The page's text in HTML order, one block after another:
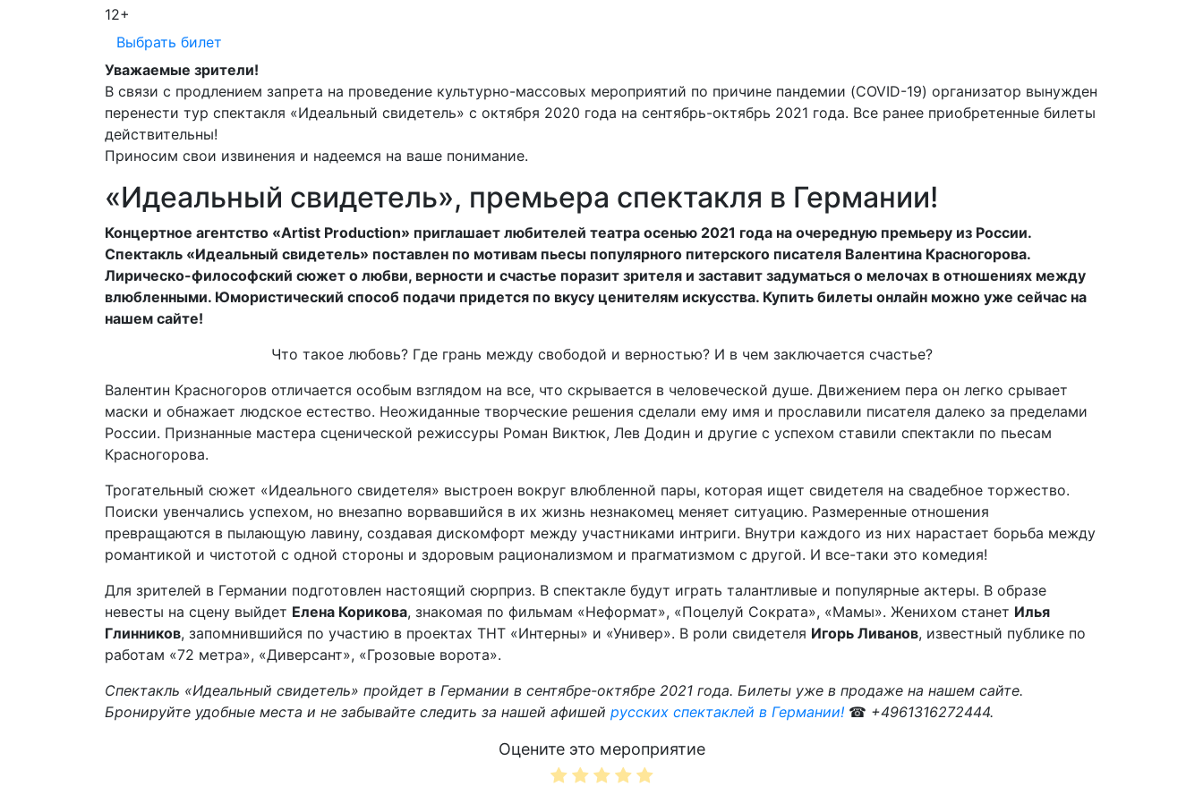
12+
Выбрать билет
Уважаемые зрители!
В связи с продлением запрета на проведение культурно-массовых мероприятий по причине пандемии (COVID-19) организатор вынужден
перенести тур спектакля «Идеальный свидетель» с октября 2020 года на сентябрь-октябрь 2021 года. Все ранее приобретенные билеты
действительны!
Приносим свои извинения и надеемся на ваше понимание.
«Идеальный свидетель», премьера спектакля в Германии!
Концертное агентство «Artist Production» приглашает любителей театра осенью 2021 года на очередную премьеру из России.
Спектакль «Идеальный свидетель» поставлен по мотивам пьесы популярного питерского писателя Валентина Красногорова.
Лирическо-философский сюжет о любви, верности и счастье поразит зрителя и заставит задуматься о мелочах в отношениях между
влюбленными. Юмористический способ подачи придется по вкусу ценителям искусства. Купить билеты онлайн можно уже сейчас на
нашем сайте!
Что такое любовь? Где грань между свободой и верностью? И в чем заключается счастье?
Валентин Красногоров отличается особым взглядом на все, что скрывается в человеческой душе. Движением пера он легко срывает
маски и обнажает людское естество. Неожиданные творческие решения сделали ему имя и прославили писателя далеко за пределами
России. Признанные мастера сценической режиссуры Роман Виктюк, Лев Додин и другие с успехом ставили спектакли по пьесам
Красногорова.
Трогательный сюжет «Идеального свидетеля» выстроен вокруг влюбленной пары, которая ищет свидетеля на свадебное торжество.
Поиски увенчались успехом, но внезапно ворвавшийся в их жизнь незнакомец меняет ситуацию. Размеренные отношения
превращаются в пылающую лавину, создавая дискомфорт между участниками интриги. Внутри каждого из них нарастает борьба между
романтикой и чистотой с одной стороны и здоровым рационализмом и прагматизмом с другой. И все-таки это комедия!
Для зрителей в Германии подготовлен настоящий сюрприз. В спектакле будут играть талантливые и популярные актеры. В образе
невесты на сцену выйдет Елена Корикова, знакомая по фильмам «Неформат», «Поцелуй Сократа», «Мамы». Женихом станет Илья
Глинников, запомнившийся по участию в проектах ТНТ «Интерны» и «Универ». В роли свидетеля Игорь Ливанов, известный публике по
работам «72 метра», «Диверсант», «Грозовые ворота».
Спектакль «Идеальный свидетель» пройдет в Германии в сентябре-октябре 2021 года. Билеты уже в продаже на нашем сайте.
Бронируйте удобные места и не забывайте следить за нашей афишей русских спектаклей в Германии! ☎ +4961316272444.
Оцените это мероприятие